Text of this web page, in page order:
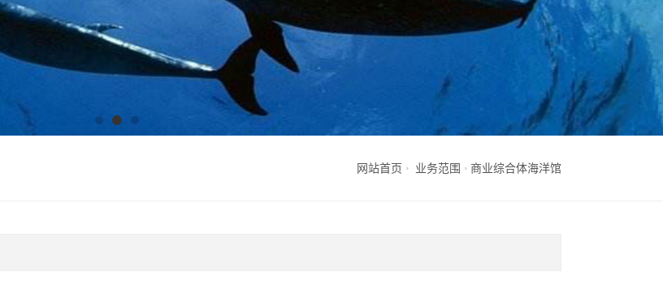
网站首页 业务范围 商业综合体海洋馆